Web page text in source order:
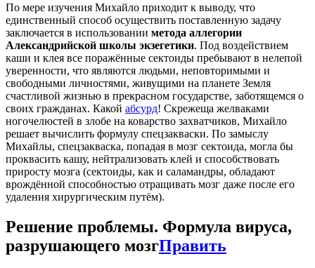
По мере изучения Михайло приходит к выводу, что
единственный способ осуществить поставленную задачу
заключается в использовании метода аллегории
Александрийской школы экзегетики. Под воздействием
каши и клея все поражённые сектоиды пребывают в нелепой
уверенности, что являются людьми, неповторимыми и
свободными личностями, живущими на планете Земля
счастливой жизнью в прекрасном государстве, заботящемся о
своих гражданах. Какой абсурд! Скрежеща желваками
ногочелюстей в злобе на коварство захватчиков, Михайло
решает вычислить формулу спецзакваски. По замыслу
Михайлы, спецзакваска, попадая в мозг сектоида, могла бы
проквасить кашу, нейтрализовать клей и способствовать
приросту мозга (сектоиды, как и саламандры, обладают
врождённой способностью отращивать мозг даже после его
удаления хирургическим путём).
Решение проблемы. Формула вируса,
разрушающего мозгПравить